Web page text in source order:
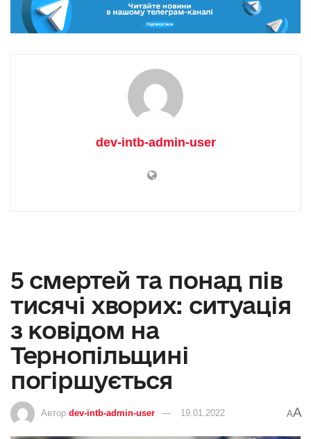
dev-intb-admin-user
5 смертей та понад пів
тисячі хворих: ситуація
з ковідом на
Тернопільщині
погіршується
Автор dev-intb-admin-user 19.01.2022 AA